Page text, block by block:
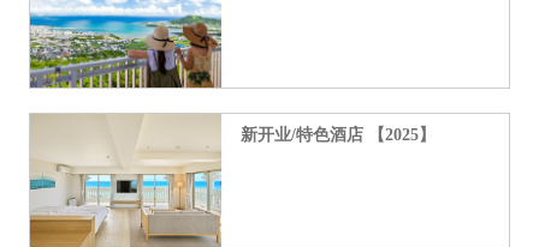
新开业/特色酒店 【2025】